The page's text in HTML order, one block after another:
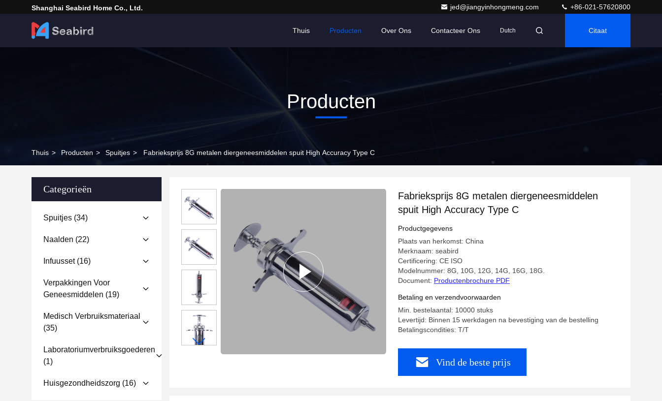
Shanghai Seabird Home Co., Ltd. jed@jiangyinhongmeng.com +86-021-57620800
Thuis Producten Over Ons Contacteer Ons Dutch Citaat
Producten
Thuis > Producten > Spuitjes > Fabrieksprijs 8G metalen diergeneesmiddelen spuit High Accuracy Type C
Categorieën
Spuitjes (34)
Naalden (22)
Infuusset(16)
Verpakkingen Voor
Geneesmiddelen (19)
Medisch Verbruiksmateriaal
(35)
Laboratoriumverbruiksgoederen
(1)
Huisgezondheidszorg (16)
Fabrieksprijs 8G metalen diergeneesmiddelen
spuit High Accuracy Type C
Productgegevens
Plaats van herkomst: China
Merknaam: seabird
Certificering: CE ISO
Modelnummer: 8G, 10G, 12G, 14G, 16G, 18G.
Document: Productenbrochure PDF
Betaling en verzendvoorwaarden
Min. bestelaantal: 10000 stuks
Levertijd: Binnen 15 werkdagen na bevestiging van de bestelling
Betalingscondities: T/T
Vind de beste prijs